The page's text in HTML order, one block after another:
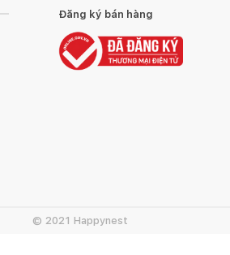
Đăng ký bán hàng
© 2021 Happynest